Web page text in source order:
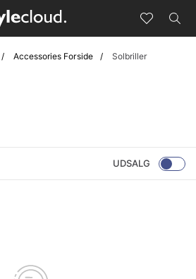
Accessories Forside Solbriller
UDSALG